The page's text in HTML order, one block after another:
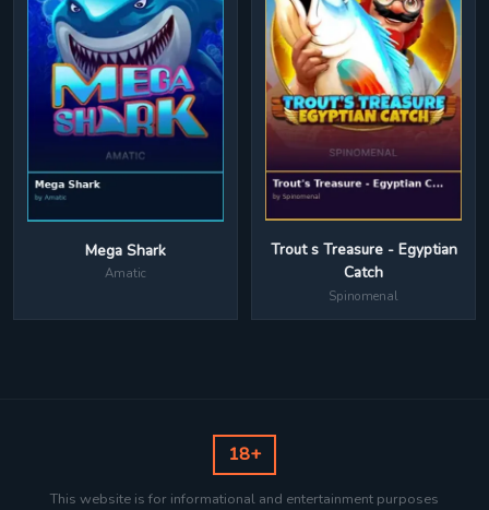
Mega Shark
Amatic
Trout s Treasure - Egyptian
Catch
Spinomenal
18+
This website is for informational and entertainment purposes